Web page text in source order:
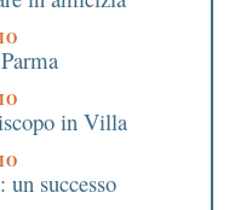
in Villa
successo